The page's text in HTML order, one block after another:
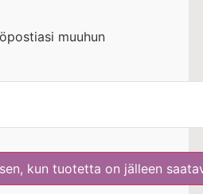
muuhun